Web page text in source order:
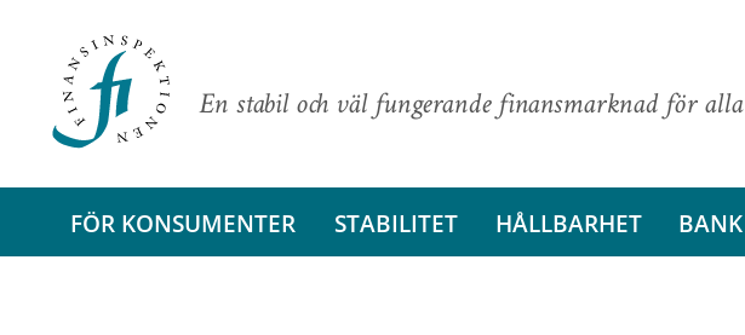
En stabil och väl fungerande finansmarknad för alla
FÖR KONSUMENTER STABILITET HÅLLBARHET BANK